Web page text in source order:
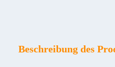
Beschreibung des